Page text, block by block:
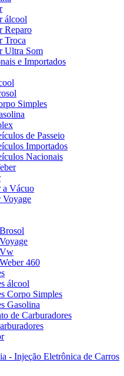
álcool
Reparo
Troca
Ultra Som
e Importados
Simples
de Passeio
Importados
Nacionais
a Vácuo
Voyage
460
álcool
Corpo Simples
Gasolina
de Carburadores